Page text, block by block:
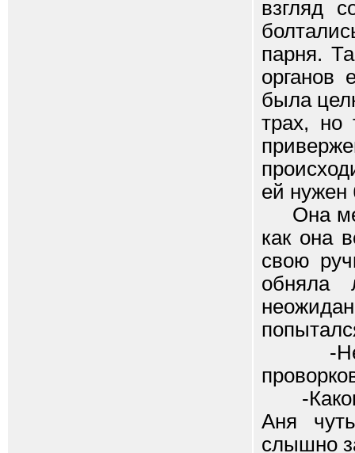
взгляд
парня.
органов
была
трах, но
ей нужен
Она
как она
свою
обняла
-Не
-
Аня
слышно